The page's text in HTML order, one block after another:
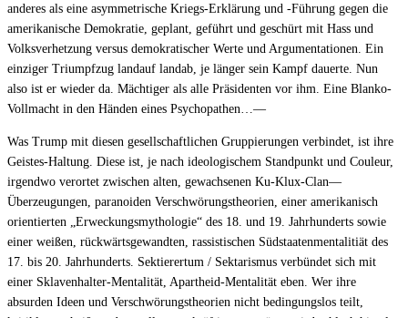
anderes als eine asymmetrische Kriegs-Erklärung und -Führung gegen die
amerikanische Demokratie, geplant, geführt und geschürt mit Hass und
Volksverhetzung versus demokratischer Werte und Argumentationen. Ein
einziger Triumpfzug landauf landab, je länger sein Kampf dauerte. Nun
also ist er wieder da. Mächtiger als alle Präsidenten vor ihm. Eine Blanko-
Vollmacht in den Händen eines Psychopathen…—
Was Trump mit diesen gesellschaftlichen Gruppierungen verbindet, ist ihre
Geistes-Haltung. Diese ist, je nach ideologischem Standpunkt und Couleur,
irgendwo verortet zwischen alten, gewachsenen Ku-Klux-Clan—
Überzeugungen, paranoiden Verschwörungstheorien, einer amerikanisch
orientierten „Erweckungsmythologie“ des 18. und 19. Jahrhunderts sowie
einer weißen, rückwärtsgewandten, rassistischen Südstaatenmentalitiät des
17. bis 20. Jahrhunderts. Sektierertum / Sektarismus verbündet sich mit
einer Sklavenhalter-Mentalität, Apartheid-Mentalität eben. Wer ihre
absurden Ideen und Verschwörungstheorien nicht bedingungslos teilt,